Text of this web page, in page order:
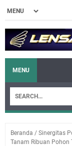
MENU
Beranda / Sinergitas
Tanam Ribuan Pohon